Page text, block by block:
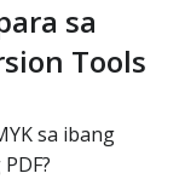
sa
Tools
sa ibang